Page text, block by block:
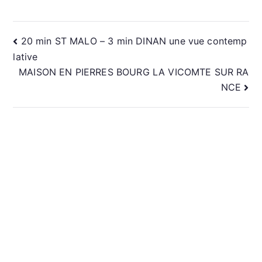
NAVIGATION
DE
20 min ST MALO – 3 min DINAN une vue contemp
lative
MAISON EN PIERRES BOURG LA VICOMTE SUR RA
NCE